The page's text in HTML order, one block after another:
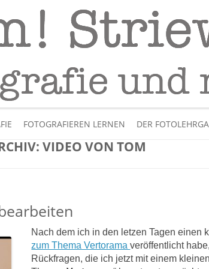
– Fotografieren
zur Fotografie
to
FOTOGRAFIEREN LERNEN DER
VIDEO VON TOM
Nach dem ich in den letzen Tagen einen
zum Thema Vertoramaveröffentlicht
Rückfragen, die ich jetzt mit einem